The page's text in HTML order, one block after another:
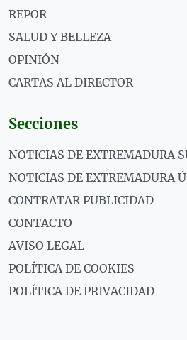
REPOR
SALUD Y BELLEZA
OPINIÓN
CARTAS AL DIRECTOR
Secciones
NOTICIAS DE EXTREMADURA
NOTICIAS DE EXTREMADURA
CONTRATAR PUBLICIDAD
CONTACTO
AVISO LEGAL
POLÍTICA DE COOKIES
POLÍTICA DE PRIVACIDAD